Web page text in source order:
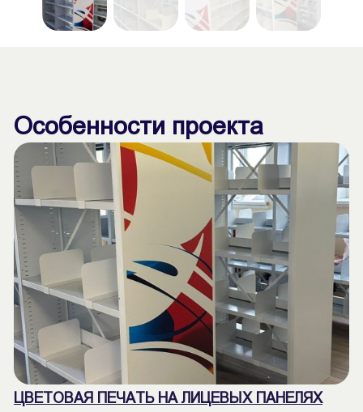
Особенности проекта
ЦВЕТОВАЯ ПЕЧАТЬ НА ЛИЦЕВЫХ ПАНЕЛЯХ